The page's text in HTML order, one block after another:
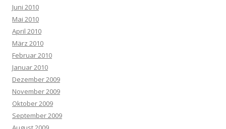
Juni 2010
Mai 2010
April 2010
März 2010
Februar 2010
Januar 2010
Dezember 2009
November 2009
Oktober 2009
September 2009